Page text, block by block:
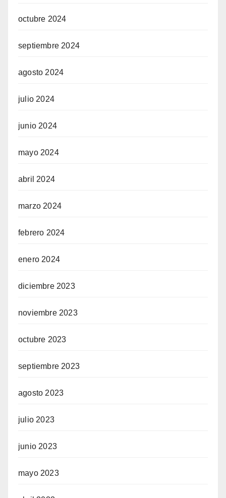
octubre 2024
septiembre 2024
agosto 2024
julio 2024
junio 2024
mayo 2024
abril 2024
marzo 2024
febrero 2024
enero 2024
diciembre 2023
noviembre 2023
octubre 2023
septiembre 2023
agosto 2023
julio 2023
junio 2023
mayo 2023